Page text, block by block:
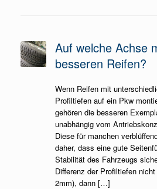
Auf welche Achse
besseren Reifen?
Wenn Reifen mit
Profiltiefen auf ein Pkw
gehören die besseren
unabhängig vom
Diese für manchen
daher, dass eine gute
Stabilität des Fahrzeugs
Differenz der Profiltiefen
2mm), dann […]